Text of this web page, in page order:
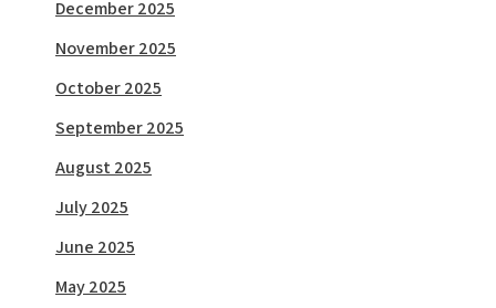
December 2025
November 2025
October 2025
September 2025
August 2025
July 2025
June 2025
May 2025